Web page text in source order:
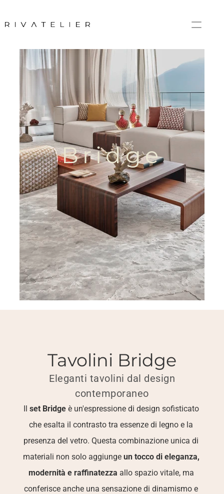
Bridge
Tavolini Bridge
contemporaneo
Il set Bridge è un'espressione di design sofisticato
che esalta il contrasto tra essenze di legno e la
presenza del vetro. Questa combinazione unica di
materiali non solo aggiunge un tocco di eleganza,
modernità e raffinatezza allo spazio vitale, ma
conferisce anche una sensazione di dinamismo e